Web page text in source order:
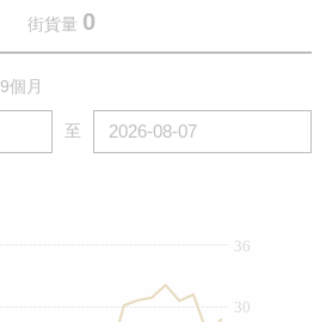
街貨量 0
9個月
至
30
36